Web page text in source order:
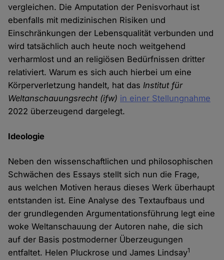
vergleichen. Die Amputation der Penisvorhaut ist
ebenfalls mit medizinischen Risiken und
Einschränkungen der Lebensqualität verbunden und
wird tatsächlich auch heute noch weitgehend
verharmlost und an religiösen Bedürfnissen dritter
relativiert. Warum es sich auch hierbei um eine
Körperverletzung handelt, hat dasInstitut für
Weltanschauungsrecht (ifw) in einer Stellungnahme
2022 überzeugend dargelegt.
Ideologie
Neben den wissenschaftlichen und philosophischen
Schwächen des Essays stellt sich nun die Frage,
aus welchen Motiven heraus dieses Werk überhaupt
entstanden ist. Eine Analyse des Textaufbaus und
der grundlegenden Argumentationsführung legt eine
woke Weltanschauung der Autoren nahe, die sich
auf der Basis postmoderner Überzeugungen
entfaltet. Helen Pluckrose und James Lindsay1